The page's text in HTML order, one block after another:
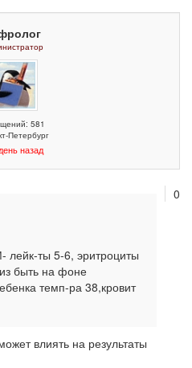
581
Петербург
назад
0
ты 5-6, эритроциты
быть на фоне
темп-ра 38,кровит
влиять на результаты